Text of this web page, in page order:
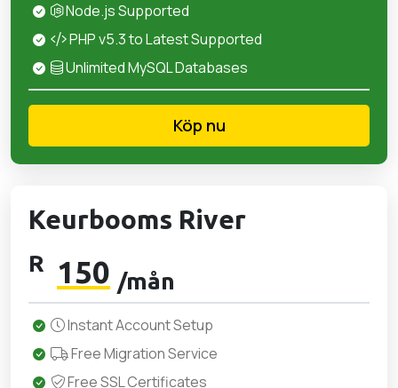
Node.js Supported
PHP v5.3 to Latest Supported
Unlimited MySQL Databases
Köp nu
Keurbooms River
R 150 /mån
Instant Account Setup
Free Migration Service
Free SSL Certificates